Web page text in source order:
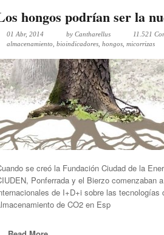
hongos podrían ser la
01 Abr, 2014 by Cantharellus
11.521
almacenamiento bioindicadores hongos micorrizas
se creó la Fundación Ciudad de la
Ponferrada y el Bierzo comenzaban
de I+D+i sobre las tecnologías
de CO2 en Esp